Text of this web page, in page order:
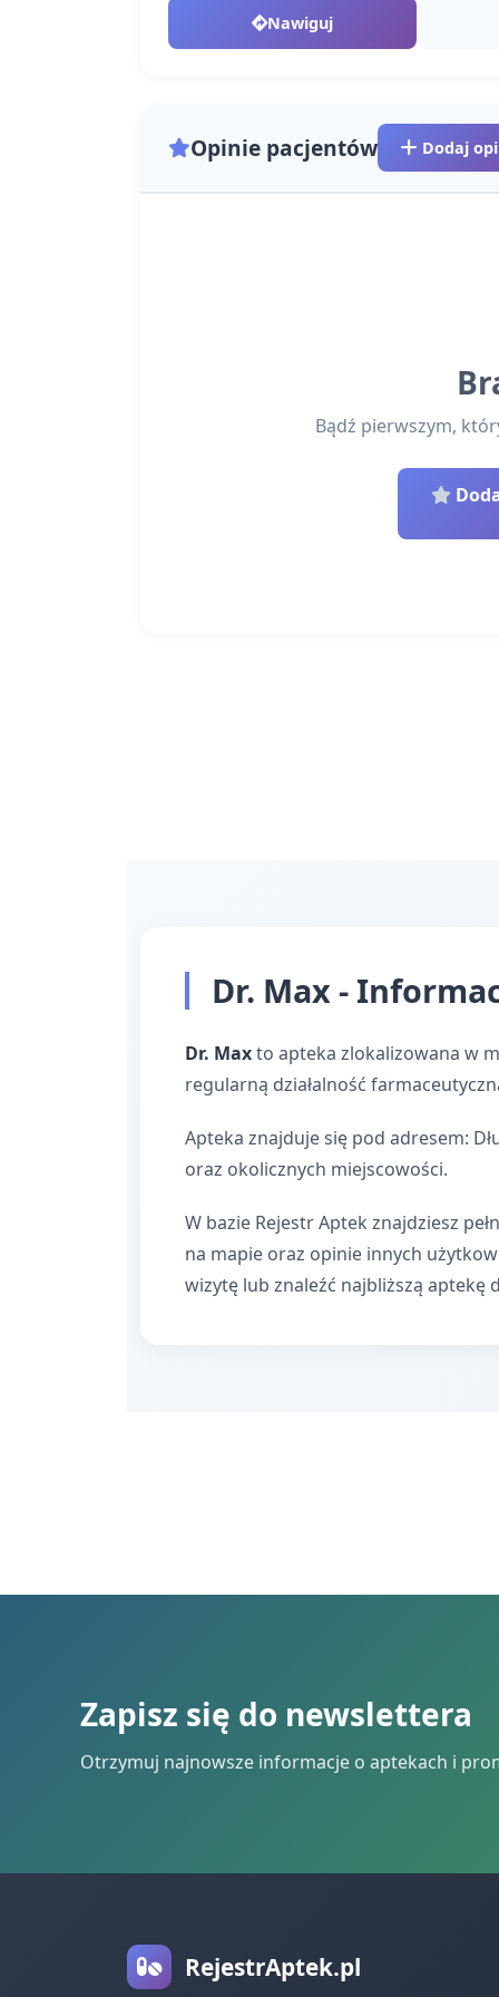
Nawiguj
Opinie pacjentów Dodaj
Bądź pierwszym,
Dr. Max -
Dr. Maxto apteka zlokalizowana w
regularną działalność
Apteka znajduje się pod adresem:
oraz okolicznych miejscowości.
W bazie Rejestr Aptek znajdziesz
na mapie oraz opinie innych
wizytę lub znaleźć najbliższą aptekę
Zapisz się do newslettera
Otrzymuj najnowsze informacje o aptekach i
RejestrAptek.pl